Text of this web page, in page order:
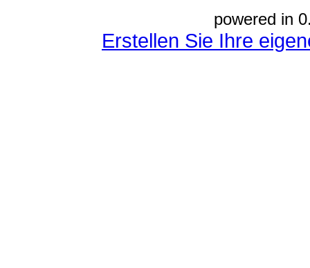
powered in
Erstellen Sie Ihre